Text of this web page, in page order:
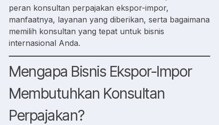
peran konsultan perpajakan ekspor-impor,
manfaatnya, layanan yang diberikan, serta bagaimana
memilih konsultan yang tepat untuk bisnis
internasional Anda.
Mengapa Bisnis Ekspor-Impor
Membutuhkan Konsultan
Perpajakan?